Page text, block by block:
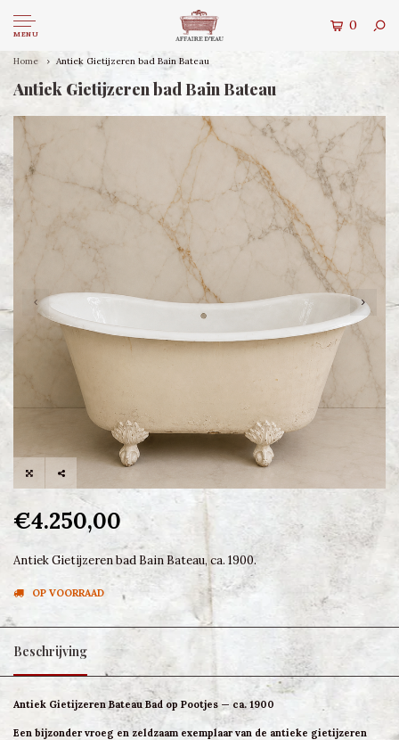
MENU
0
Home Antiek Gietijzeren bad Bain Bateau
Antiek Gietijzeren bad Bain Bateau
€4.250,00
Antiek Gietijzeren bad Bain Bateau, ca. 1900.
OP VOORRAAD
Beschrijving
Antiek Gietijzeren Bateau Bad op Pootjes — ca. 1900
Een bijzonder vroeg en zeldzaam exemplaar van de antieke gietijzeren